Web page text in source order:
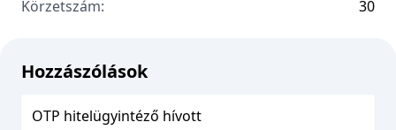
Körzetszám:
30
Hozzászólások
OTP hitelügyintéző hívott